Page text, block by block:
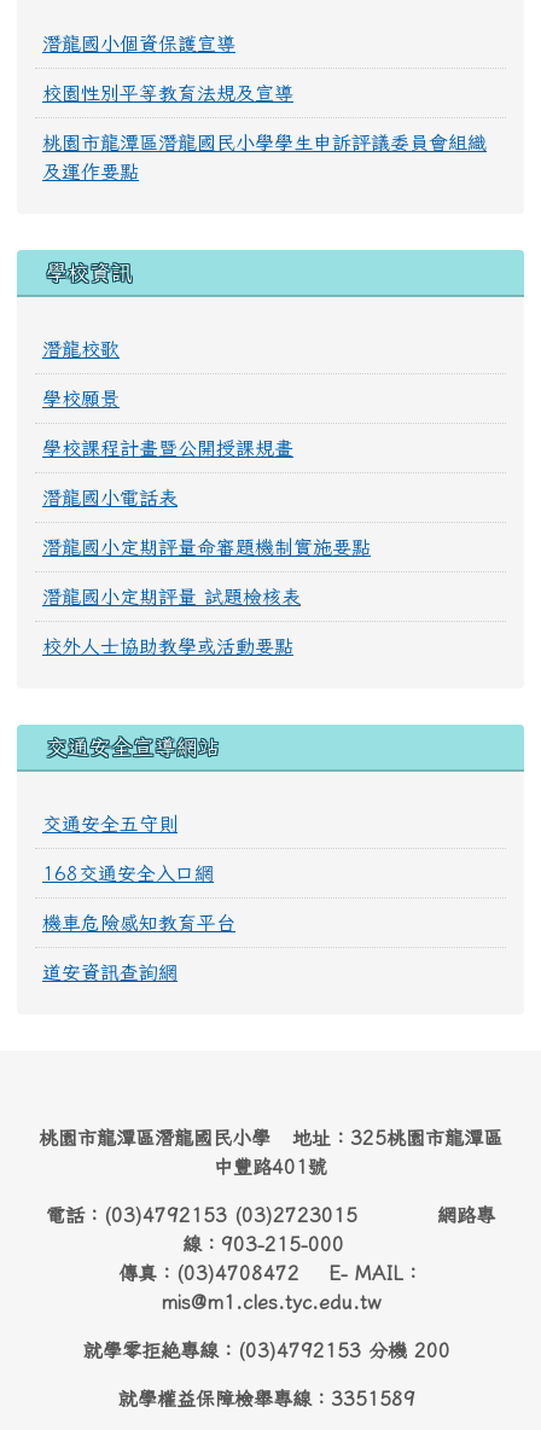
潛龍國小個資保護宣導
校園性別平等教育法規及宣導
桃園市龍潭區潛龍國民小學學生申訴評議委員會組織
及運作要點
學校資訊
潛龍校歌
學校願景
學校課程計畫暨公開授課規畫
潛龍國小電話表
潛龍國小定期評量命審題機制實施要點
潛龍國小定期評量 試題檢核表
校外人士協助教學或活動要點
交通安全宣導網站
交通安全五守則
168交通安全入口網
機車危險感知教育平台
道安資訊查詢網
桃園市龍潭區潛龍國民小學 地址：325桃園市龍潭區
中豐路401號
電話：(03)4792153 (03)2723015 網路專
線：903-215-000
傳真：(03)4708472 E- MAIL：
mis@m1.cles.tyc.edu.tw
就學零拒絶專線：(03)4792153 分機 200
就學權益保障檢舉專線：3351589